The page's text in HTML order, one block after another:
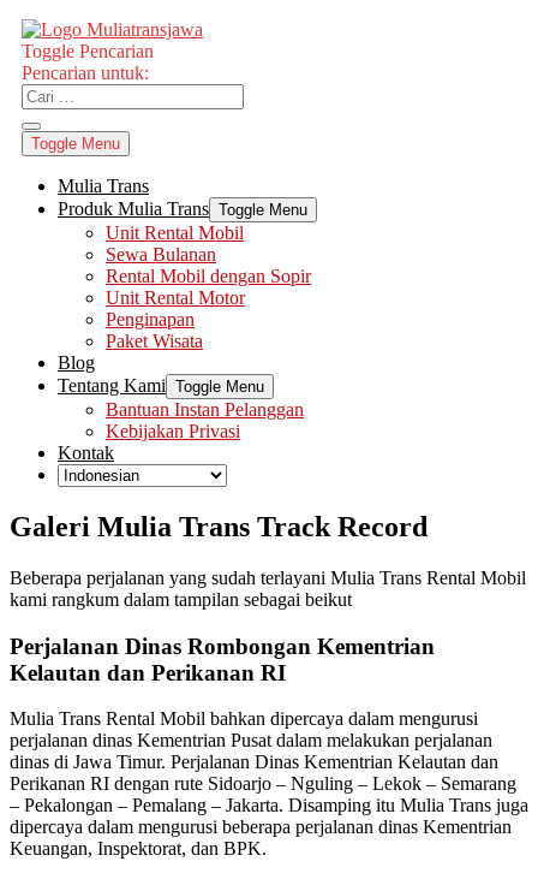
Toggle Pencarian
Pencarian untuk:
Toggle Menu
Mulia Trans
Produk Mulia Trans Toggle Menu
Unit Rental Mobil
Sewa Bulanan
Rental Mobil dengan Sopir
Unit Rental Motor
Penginapan
Paket Wisata
Blog
Tentang Kami Toggle Menu
Bantuan Instan Pelanggan
Kebijakan Privasi
Kontak
Galeri Mulia Trans Track Record
Beberapa perjalanan yang sudah terlayani Mulia Trans Rental Mobil
kami rangkum dalam tampilan sebagai beikut
Perjalanan Dinas Rombongan Kementrian
Kelautan dan Perikanan RI
Mulia Trans Rental Mobil bahkan dipercaya dalam mengurusi
perjalanan dinas Kementrian Pusat dalam melakukan perjalanan
dinas di Jawa Timur. Perjalanan Dinas Kementrian Kelautan dan
Perikanan RI dengan rute Sidoarjo – Nguling – Lekok – Semarang
– Pekalongan – Pemalang – Jakarta. Disamping itu Mulia Trans juga
dipercaya dalam mengurusi beberapa perjalanan dinas Kementrian
Keuangan, Inspektorat, dan BPK.